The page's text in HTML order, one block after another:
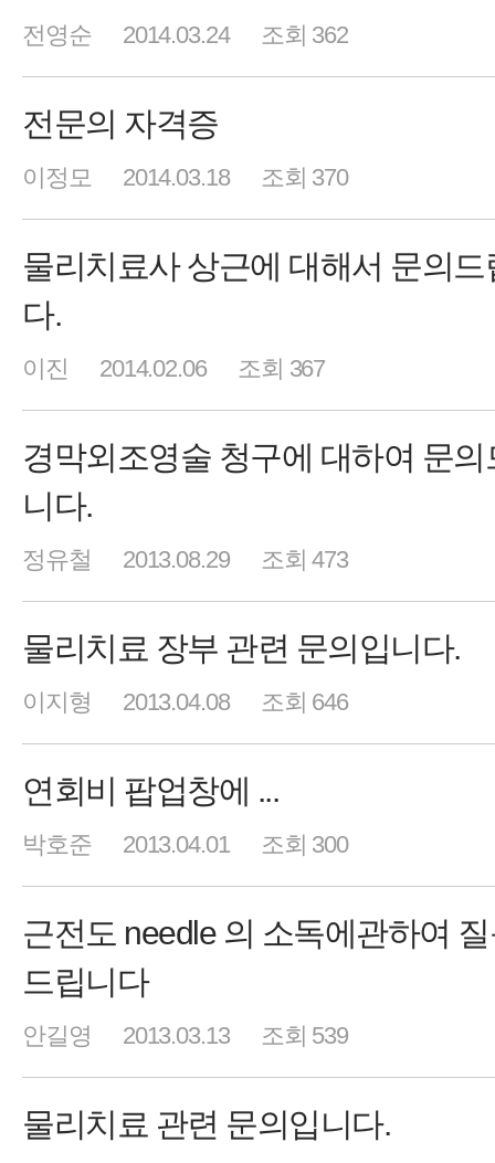
전영순 2014.03.24 조회 362
전문의 자격증
이정모 2014.03.18 조회 370
물리치료사 상근에 대해서 문의드
다.
이진 2014.02.06 조회 367
경막외조영술 청구에 대하여 문의
니다.
정유철 2013.08.29 조회 473
물리치료 장부 관련 문의입니다.
이지형 2013.04.08 조회 646
연회비 팝업창에 ...
박호준 2013.04.01 조회 300
근전도 needle 의 소독에관하여
드립니다
안길영 2013.03.13 조회 539
물리치료 관련 문의입니다.